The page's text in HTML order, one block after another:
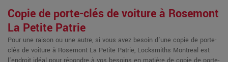
Copie de porte-clés de voiture à Rosemont
La Petite Patrie
Pour une raison ou une autre, si vous avez besoin d'une copie de porte-
clés de voiture à Rosemont La Petite Patrie, Locksmiths Montreal est